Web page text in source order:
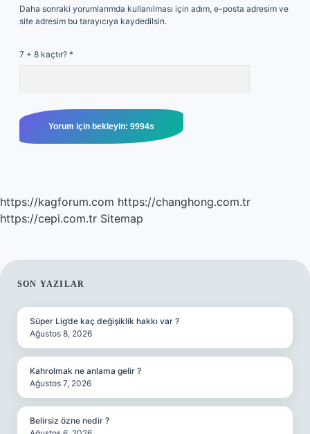
Daha sonraki yorumlarımda kullanılması için adım, e-posta adresim ve
site adresim bu tarayıcıya kaydedilsin.
7 + 8 kaçtır? *
https://kagforum.com https://changhong.com.tr
https://cepi.com.tr Sitemap
SIDEBAR
SON YAZILAR
Süper Lig’de kaç değişiklik hakkı var ?
Ağustos 8, 2026
Kahrolmak ne anlama gelir ?
Ağustos 7, 2026
Belirsiz özne nedir ?